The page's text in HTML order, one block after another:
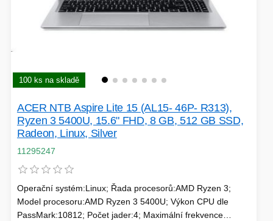
HERNÍ KLÁVESNICE
PAMĚTI RAM
POUKAZY
IO ZAŘÍZENÍ
FOTO A VIDEO
DEKORACE
ROBOTY - MIXÉRY
VENTILÁTORY
100 ks na skladě
ACER NTB Aspire Lite 15 (AL15- 46P- R313),
Ryzen 3 5400U, 15.6" FHD, 8 GB, 512 GB SSD,
Radeon, Linux, Silver
11295247
Operační systém:Linux; Řada procesorů:AMD Ryzen 3;
Model procesoru:AMD Ryzen 3 5400U; Výkon CPU dle
PassMark:10812; Počet jader:4; Maximální frekvence